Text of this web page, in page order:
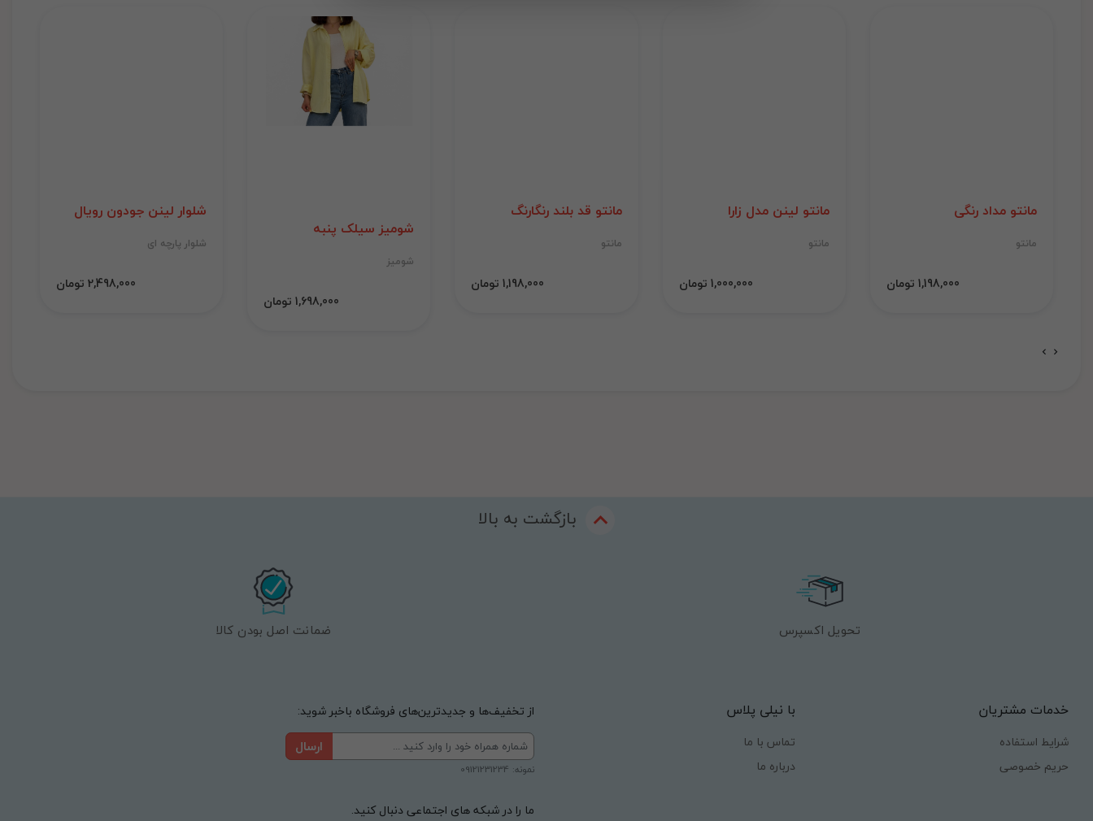
مانتو مداد رنگی
مانتو
1,198,000 تومان
مانتو لینن مدل زارا
مانتو
1,000,000 تومان
مانتو قد بلند رنگارنگ
مانتو
1,198,000 تومان
شومیز سیلک پنبه
شومیز
1,698,000 تومان
شلوار لینن جودون رویال
شلوار پارچه ای
2,498,000 تومان
بازگشت به بالا
تحویل اکسپرس ضمانت اصل بودن کالا
خدمات مشتریان
شرایط استفاده
حریم خصوصی
با نیلی پلاس
تماس با ما
درباره ما
از تخفیف‌ها و جدیدترین‌های فروشگاه باخبر شوید:
ارسال
نمونه: 09121231234
ما را در شبکه های اجتماعی دنبال کنید.